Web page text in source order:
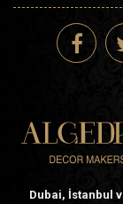
Dubai, İstanbul